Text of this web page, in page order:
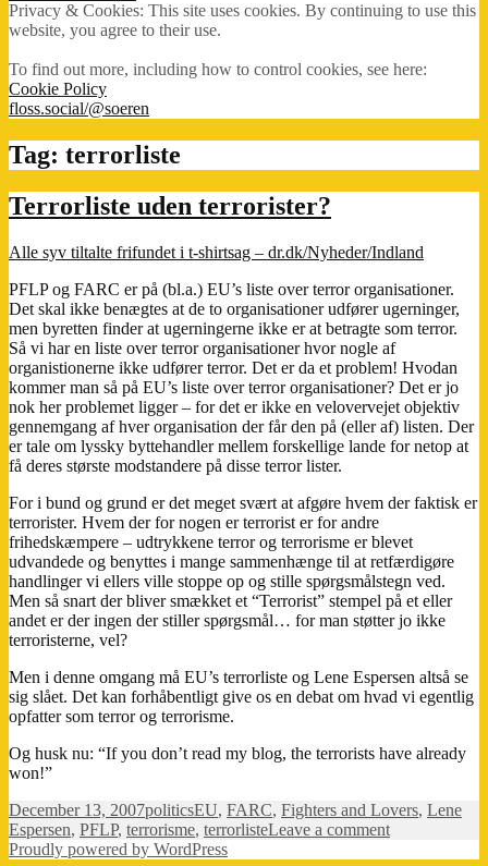
Privacy & Cookies: This site uses cookies. By continuing to use this
website, you agree to their use.
To find out more, including how to control cookies, see here:
Cookie Policy
floss.social/@soeren
Tag: terrorliste
Terrorliste uden terrorister?
Alle syv tiltalte frifundet i t-shirtsag – dr.dk/Nyheder/Indland
PFLP og FARC er på (bl.a.) EU’s liste over terror organisationer.
Det skal ikke benægtes at de to organisationer udfører ugerninger,
men byretten finder at ugerningerne ikke er at betragte som terror.
Så vi har en liste over terror organisationer hvor nogle af
organistionerne ikke udfører terror. Det er da et problem! Hvodan
kommer man så på EU’s liste over terror organisationer? Det er jo
nok her problemet ligger – for det er ikke en velovervejet objektiv
gennemgang af hver organisation der får den på (eller af) listen. Der
er tale om lyssky byttehandler mellem forskellige lande for netop at
få deres største modstandere på disse terror lister.
For i bund og grund er det meget svært at afgøre hvem der faktisk er
terrorister. Hvem der for nogen er terrorist er for andre
frihedskæmpere – udtrykkene terror og terrorisme er blevet
udvandede og benyttes i mange sammenhænge til at retfærdigøre
handlinger vi ellers ville stoppe op og stille spørgsmålstegn ved.
Men så snart der bliver smækket et “Terrorist” stempel på et eller
andet er der ingen der stiller spørgsmål… for man støtter jo ikke
terroristerne, vel?
Men i denne omgang må EU’s terrorliste og Lene Espersen altså se
sig slået. Det kan forhåbentligt give os en debat om hvad vi egentlig
opfatter som terror og terrorisme.
Og husk nu: “If you don’t read my blog, the terrorists have already
won!”
Posted
on
December 13, 2007Categories
politicsTags
EU, FARC, Fighters and Lovers, Lene
Espersen, PFLP, terrorisme, terrorlisteLeave a commenton
Proudly powered by WordPress